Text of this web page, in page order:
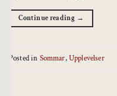
Continue reading →
Posted in Sommar,Upplevelser